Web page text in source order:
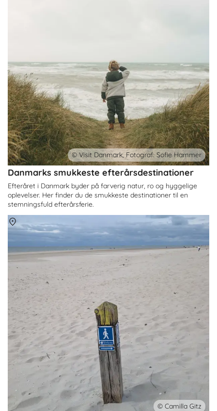
Danmarks smukkeste efterårsdestinationer
Efteråret i Danmark byder på farverig natur, ro og hyggelige
oplevelser. Her finder du de smukkeste destinationer til en
stemningsfuld efterårsferie.
© Visit Danmark, Fotograf: Sofie Hammer
© Camilla Gitz